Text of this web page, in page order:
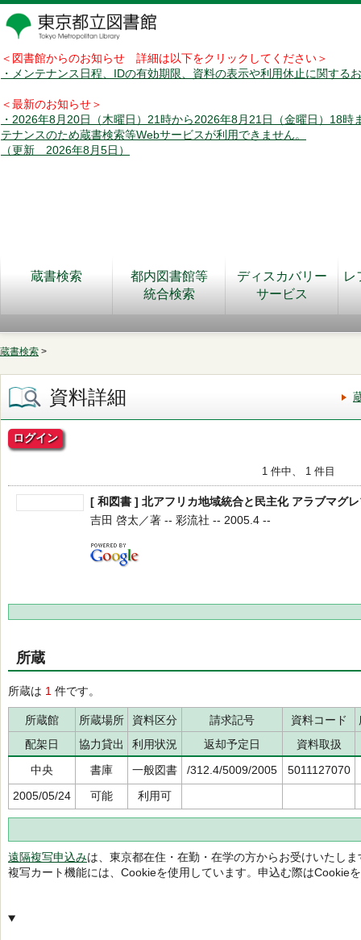
＜図書館からのお知らせ 詳細は以下をクリックしてください＞
・メンテナンス日程、IDの有効期限、資料の表示や利用休止に関する
＜最新のお知らせ＞
・2026年8月20日（木曜日）21時から2026年8月21日（金曜日）18時
テナンスのため蔵書検索等Webサービスが利用できません。
（更新 2026年8月5日）
蔵書検索
都内図書館等
統合検索
ディスカバリー
サービス
レ
蔵書検索 >
資料詳細
ログイン
1 件中、 1 件目
[ 和図書 ] 北アフリカ地域統合と民主化 アラブマグ
吉田 啓太／著 -- 彩流社 -- 2005.4 --
所蔵
所蔵は 1 件です。
所蔵館 所蔵場所 資料区分 請求記号 資料コード
配架日
協力貸出 利用状況 返却予定日
資料取扱
中央
書庫 一般図書 /312.4/5009/2005
5011127070
2005/05/24
可能 利用可
遠隔複写申込みは、東京都在住・在勤・在学の方からお受けいたしま
複写カート機能には、Cookieを使用しています。申込む際はCookie